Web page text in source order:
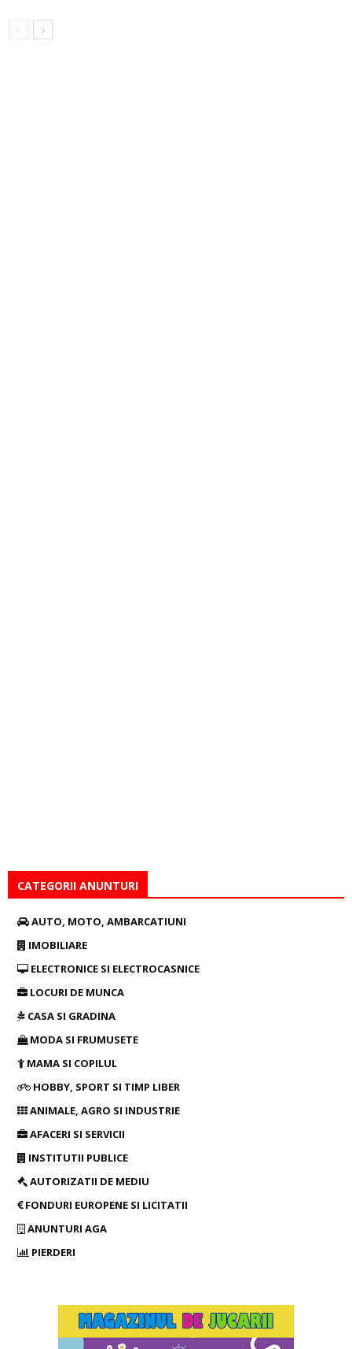
CATEGORII ANUNTURI
AUTO, MOTO, AMBARCATIUNI
IMOBILIARE
ELECTRONICE SI ELECTROCASNICE
LOCURI DE MUNCA
CASA SI GRADINA
MODA SI FRUMUSETE
MAMA SI COPILUL
HOBBY, SPORT SI TIMP LIBER
ANIMALE, AGRO SI INDUSTRIE
AFACERI SI SERVICII
INSTITUTII PUBLICE
AUTORIZATII DE MEDIU
FONDURI EUROPENE SI LICITATII
ANUNTURI AGA
PIERDERI